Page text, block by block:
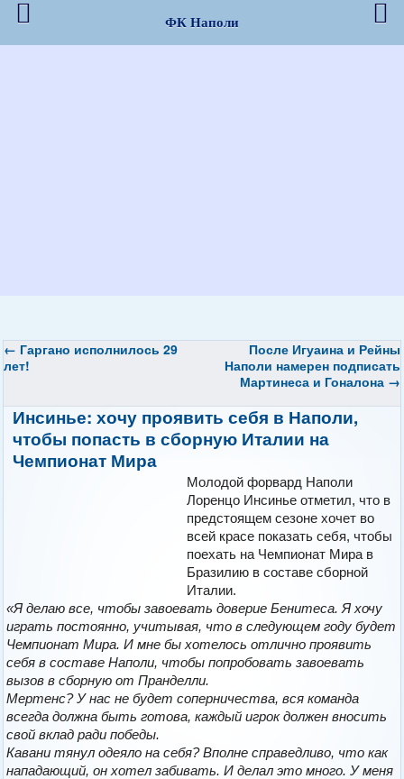
← Гаргано исполнилось 29
лет!
После Игуаина и Рейны
Наполи намерен подписать
Мартинеса и Гоналона →
Инсинье: хочу проявить себя в Наполи,
чтобы попасть в сборную Италии на
Чемпионат Мира
Молодой форвард Наполи
Лоренцо Инсинье отметил, что в
предстоящем сезоне хочет во
всей красе показать себя, чтобы
поехать на Чемпионат Мира в
Бразилию в составе сборной
Италии.
«Я делаю все, чтобы завоевать доверие Бенитеса. Я хочу
играть постоянно, учитывая, что в следующем году будет
Чемпионат Мира. И мне бы хотелось отлично проявить
себя в составе Наполи, чтобы попробовать завоевать
вызов в сборную от Пранделли.
Мертенс? У нас не будет соперничества, вся команда
всегда должна быть готова, каждый игрок должен вносить
свой вклад ради победы.
Кавани тянул одеяло на себя? Вполне справедливо, что как
нападающий, он хотел забивать. И делал это много. У меня
ФК Наполи